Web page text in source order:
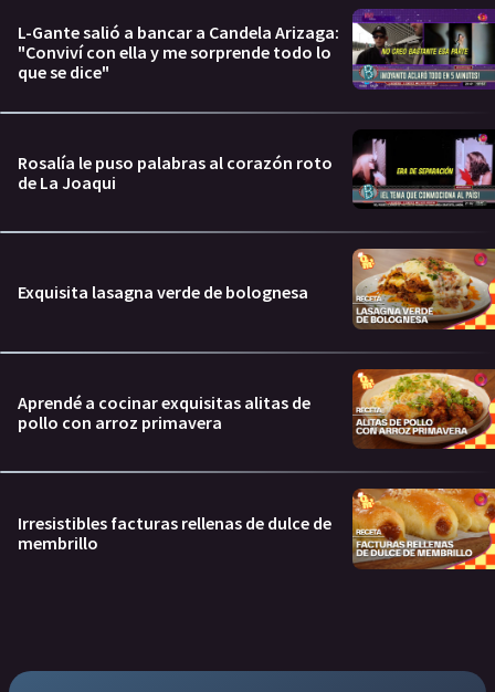
L-Gante salió a bancar a Candela Arizaga:
"Conviví con ella y me sorprende todo lo
que se dice"
Rosalía le puso palabras al corazón roto
de La Joaqui
Exquisita lasagna verde de bolognesa
Aprendé a cocinar exquisitas alitas de
pollo con arroz primavera
Irresistibles facturas rellenas de dulce de
membrillo